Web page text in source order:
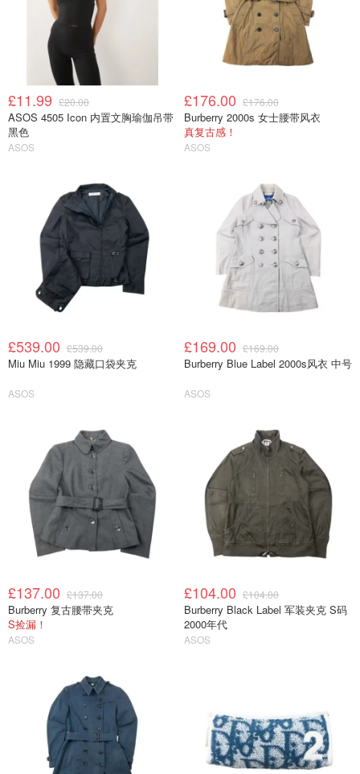
£11.99 £20.00
ASOS 4505 Icon 内置文胸瑜伽吊带
黑色
ASOS
£176.00 £176.00
Burberry 2000s 女士腰带风衣
真复古感！
ASOS
£539.00 £539.00
Miu Miu 1999 隐藏口袋夹克
ASOS
£169.00 £169.00
Burberry Blue Label 2000s风衣 中号
ASOS
£137.00 £137.00
Burberry 复古腰带夹克
S捡漏！
ASOS
£104.00 £104.00
Burberry Black Label 军装夹克 S码
2000年代
ASOS